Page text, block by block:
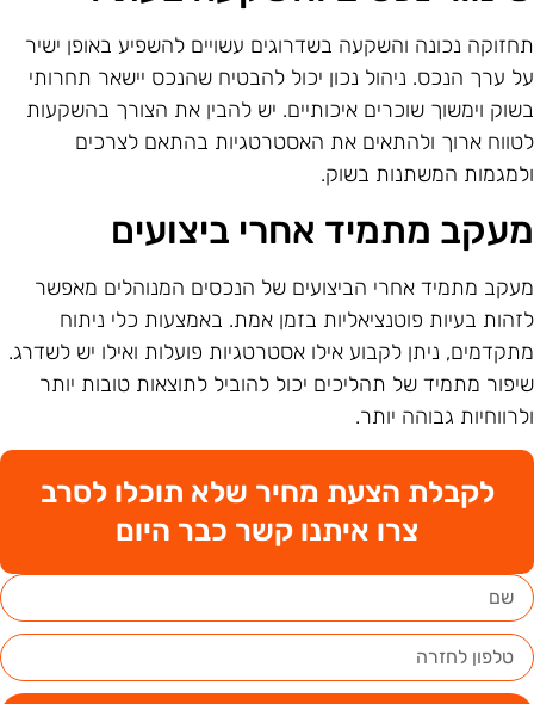
נכונה והשקעה בשדרוגים עשויים להשפיע באופן ישיר
ערך הנכס. ניהול נכון יכול להבטיח שהנכס יישאר תחרותי
וימשוך שוכרים איכותיים. יש להבין את הצורך בהשקעות
ארוך ולהתאים את האסטרטגיות בהתאם לצרכים
המשתנות בשוק.
מתמיד אחרי ביצועים
מתמיד אחרי הביצועים של הנכסים המנוהלים מאפשר
בעיות פוטנציאליות בזמן אמת. באמצעות כלי ניתוח
ניתן לקבוע אילו אסטרטגיות פועלות ואילו יש לשדרג.
מתמיד של תהליכים יכול להוביל לתוצאות טובות יותר
גבוהה יותר.
לקבלת הצעת מחיר שלא תוכלו לסרב
צרו איתנו קשר כבר היום